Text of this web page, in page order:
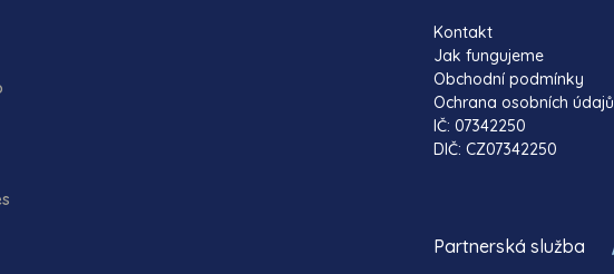
Kontakt
Jak fungujeme
Obchodní podmínky
Ochrana osobních údajů
IČ: 07342250
DIČ: CZ07342250
Partnerská služba